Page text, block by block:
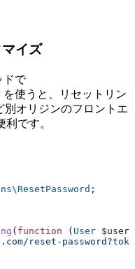
イズ
ドで
を使うと、リセットリン
別オリジンのフロントエ
です。
ResetPassword ;
( function ( User $user
reset-